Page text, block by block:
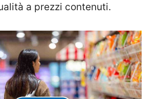
a prezzi contenuti.